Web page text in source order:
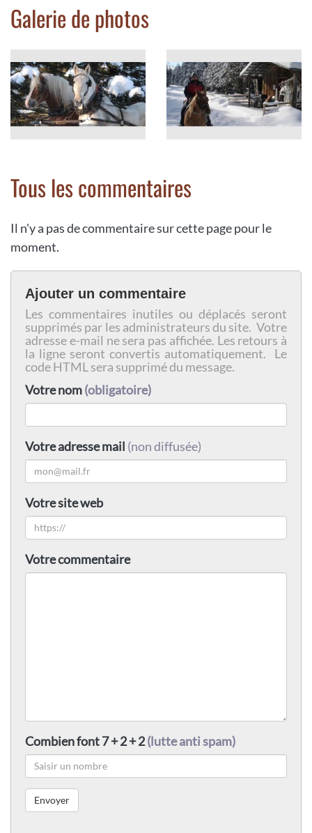
Galerie de photos
Tous les commentaires
Il n'y a pas de commentaire sur cette page pour le
moment.
Ajouter un commentaire
Les commentaires inutiles ou déplacés seront
supprimés par les administrateurs du site. Votre
adresse e-mail ne sera pas affichée. Les retours à
la ligne seront convertis automatiquement. Le
code HTML sera supprimé du message.
Votre nom(obligatoire)
Votre adresse mail (non diffusée)
Votre site web
Votre commentaire
Combien font 7 + 2 + 2(lutte anti spam)